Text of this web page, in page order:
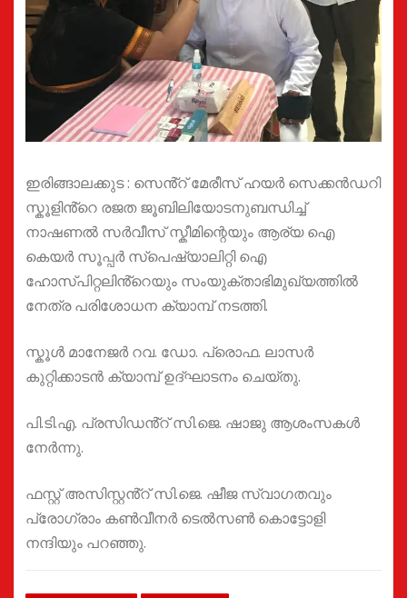
ഇരിങ്ങാലക്കുട : സെൻ്റ് മേരീസ് ഹയർ സെക്കൻഡറി
സ്കൂളിൻ്റെ രജത ജൂബിലിയോടനുബന്ധിച്ച്
നാഷണൽ സർവീസ് സ്കീമിന്റെയും ആര്യ ഐ
കെയർ സൂപ്പർ സ്പെഷ്യാലിറ്റി ഐ
ഹോസ്പിറ്റലിൻ്റെയും സംയുക്താഭിമുഖ്യത്തിൽ
നേത്ര പരിശോധന ക്യാമ്പ് നടത്തി.
സ്കൂൾ മാനേജർ റവ. ഡോ. പ്രൊഫ. ലാസർ
കുറ്റിക്കാടൻ ക്യാമ്പ് ഉദ്ഘാടനം ചെയ്തു.
പി.ടി.എ. പ്രസിഡൻ്റ് സി.ജെ. ഷാജു ആശംസകൾ
നേർന്നു.
ഫസ്റ്റ് അസിസ്റ്റൻ്റ് സി.ജെ. ഷീജ സ്വാഗതവും
പ്രോഗ്രാം കൺവീനർ ടെൽസൺ കൊട്ടോളി
നന്ദിയും പറഞ്ഞു.